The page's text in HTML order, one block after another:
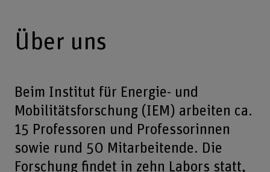
ious
Über uns
Beim Institut für Energie- und
Mobilitätsforschung (IEM) arbeiten ca.
15 Professoren und Professorinnen
sowie rund 50 Mitarbeitende. Die
Forschung findet in zehn Labors statt,